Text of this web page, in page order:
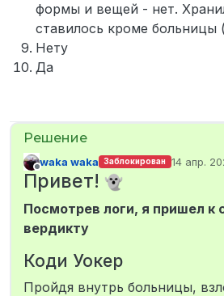
формы и вещей - нет.
ставилось кроме больницы
Нету
Да
Не в сети
waka waka Заблокирован 14 апр.
Привет!
Посмотрев логи, я пришел
вердикту
Коди Уокер
Пройдя внутрь больницы,